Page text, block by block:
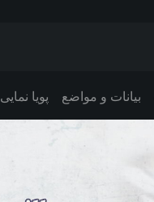
پویا نمایی بیانات و مواضع